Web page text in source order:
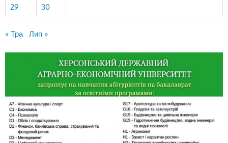
29 30
« Тра Лип »